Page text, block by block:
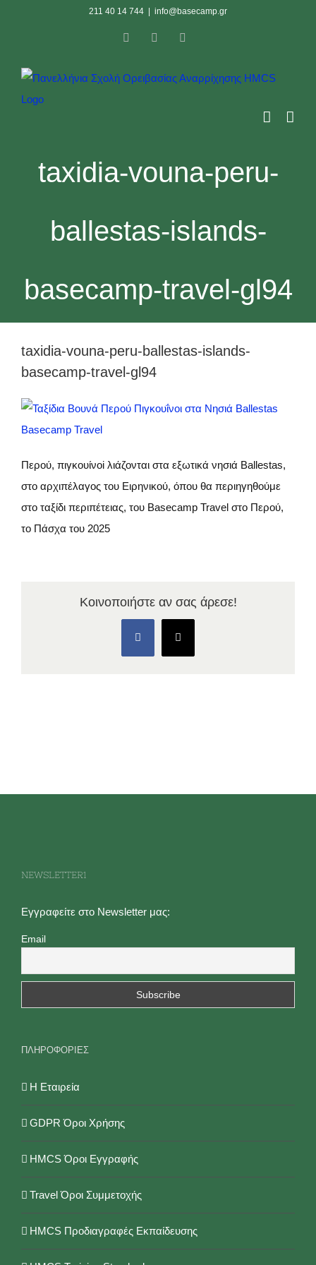
211 40 14 744 info@basecamp.gr
FacebookInstagram
taxidia-vouna-peru-
ballestas-islands-
basecamp-travel-gl94
taxidia-vouna-peru-ballestas-islands-
basecamp-travel-gl94
Περού, πιγκουίνοi λιάζονται στα εξωτικά νησιά Ballestas,
στο αρχιπέλαγος του Ειρηνικού, όπου θα περιηγηθούμε
στο ταξίδι περιπέτειας, του Basecamp Travel στο Περού,
το Πάσχα του 2025
Κοινοποιήστε αν σας άρεσε!
FacebookX
NEWSLETTER1
Εγγραφείτε στο Newsletter μας:
Email
ΠΛΗΡΟΦΟΡΙΕΣ
Η Εταιρεία
GDPR Όροι Χρήσης
HMCS Όροι Εγγραφής
Travel Όροι Συμμετοχής
HMCS Προδιαγραφές Εκπαίδευσης